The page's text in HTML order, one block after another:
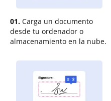
01. Carga un documento
desde tu ordenador o
almacenamiento en la nube.